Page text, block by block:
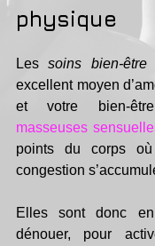
physique
Les soins bien-être
excellent moyen
et votre bien-
masseuses
points du corps
congestion
Elles sont donc
dénouer, pour